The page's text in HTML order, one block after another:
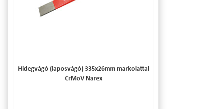
Hidegvágó (laposvágó) 335x26mm markolattal
CrMoV Narex